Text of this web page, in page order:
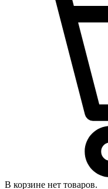
В корзине нет товаров.